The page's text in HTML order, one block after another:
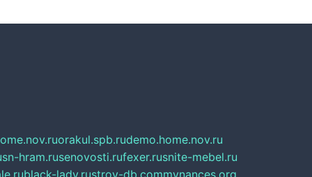
orakul.spb.rudemo.home.nov.ru
sn-hram.rusenovosti.rufexer.rusnite-mebel.ru
black-lady.rustroy-db.commynances.org